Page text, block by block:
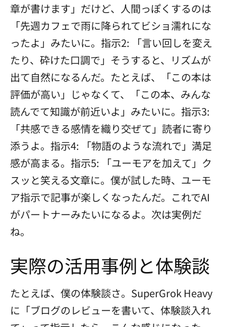
章が書けます」だけど、人間っぽくするのは
「先週カフェで雨に降られてビショ濡れにな
ったよ」みたいに。指示2: 「言い回しを変え
たり、砕けた口調で」そうすると、リズムが
出て自然になるんだ。たとえば、「この本は
評価が高い」じゃなくて、「この本、みんな
読んでて知識が前近いよ」みたいに。指示3:
「共感できる感情を織り交ぜて」読者に寄り
添うよ。指示4: 「物語のような流れで」満足
感が高まる。指示5: 「ユーモアを加えて」ク
スッと笑える文章に。僕が試した時、ユーモ
ア指示で記事が楽しくなったんだ。これでAI
がパートナーみたいになるよ。次は実例だ
ね。
実際の活用事例と体験談
たとえば、僕の体験談さ。SuperGrok Heavy
に「ブログのレビューを書いて、体験談入れ